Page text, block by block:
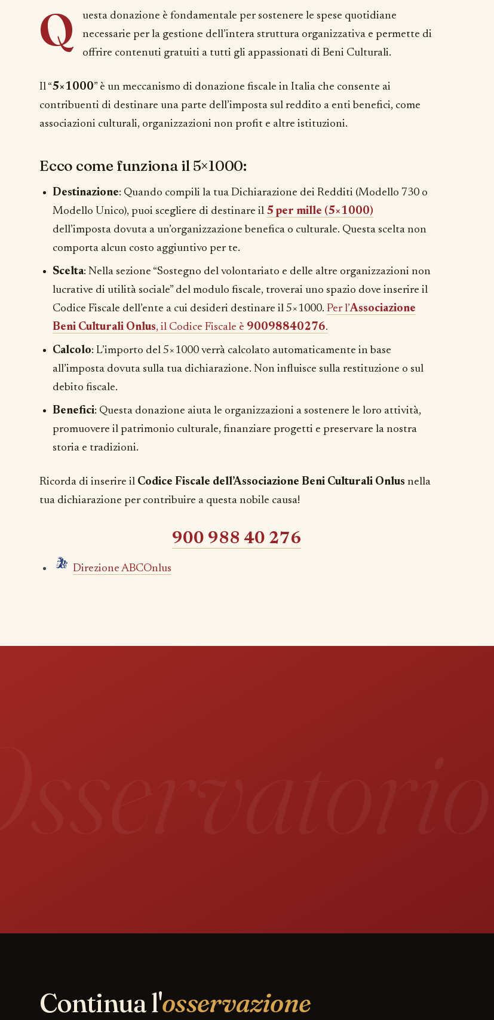
Q
uesta donazione è fondamentale per sostenere le spese quotidiane
necessarie per la gestione dell’intera struttura organizzativa e permette di
offrire contenuti gratuiti a tutti gli appassionati di Beni Culturali.
Il “5×1000” è un meccanismo di donazione fiscale in Italia che consente ai
contribuenti di destinare una parte dell’imposta sul reddito a enti benefici, come
associazioni culturali, organizzazioni non profit e altre istituzioni.
Ecco come funziona il 5×1000:
Destinazione: Quando compili la tua Dichiarazione dei Redditi (Modello 730 o
Modello Unico), puoi scegliere di destinare il 5 per mille (5×1000)
dell’imposta dovuta a un’organizzazione benefica o culturale. Questa scelta non
comporta alcun costo aggiuntivo per te.
Scelta: Nella sezione “Sostegno del volontariato e delle altre organizzazioni non
lucrative di utilità sociale” del modulo fiscale, troverai uno spazio dove inserire il
Codice Fiscale dell’ente a cui desideri destinare il 5×1000. Per l’Associazione
Beni Culturali Onlus, il Codice Fiscale è 90098840276.
Calcolo: L’importo del 5×1000 verrà calcolato automaticamente in base
all’imposta dovuta sulla tua dichiarazione. Non influisce sulla restituzione o sul
debito fiscale.
Benefici: Questa donazione aiuta le organizzazioni a sostenere le loro attività,
promuovere il patrimonio culturale, finanziare progetti e preservare la nostra
storia e tradizioni.
Ricorda di inserire il Codice Fiscale dell’Associazione Beni Culturali Onlus nella
tua dichiarazione per contribuire a questa nobile causa!
900 988 40 276
Direzione ABCOnlus
Continua l'osservazione